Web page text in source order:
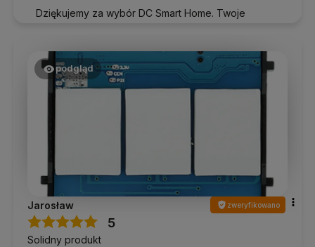
Dziękujemy za wybór DC Smart Home. Twoje
podgląd
Jarosław zweryfikowano
5
Solidny produkt